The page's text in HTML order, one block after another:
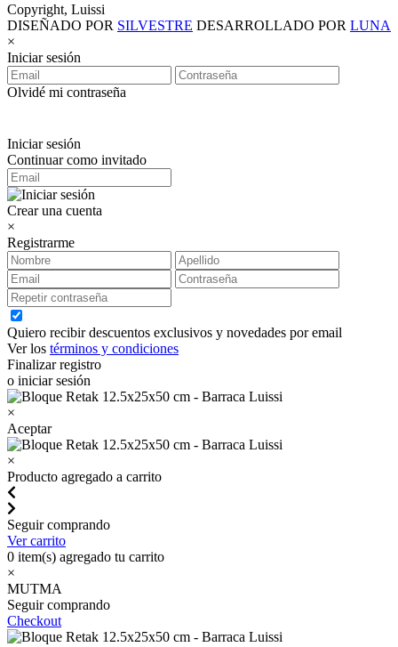
Copyright, Luissi
DISEÑADO POR SILVESTRE DESARROLLADO POR LUNA
×
Iniciar sesión
Olvidé mi contraseña
Iniciar sesión
Continuar como invitado
Crear una cuenta
×
Registrarme
Quiero recibir descuentos exclusivos y novedades por email
Ver los términos y condiciones
Finalizar registro
o iniciar sesión
×
Aceptar
×
Producto agregado a carrito
Seguir comprando
Ver carrito
0 item(s) agregado tu carrito
×
MUTMA
Seguir comprando
Checkout